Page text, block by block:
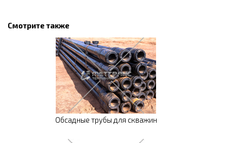
Смотрите также
Обсадные трубы для скважин